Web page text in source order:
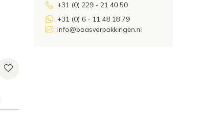
+31 (0) 229 - 21 40 50
+31 (0) 6 - 11 48 18 79
info@baasverpakkingen.nl